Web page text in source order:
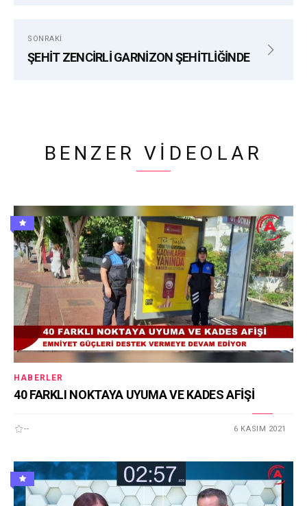
SONRAKI
ŞEHİT ZENCİRLİ GARNİZON ŞEHİTLİĞİNDE
BENZER VIDEOLAR
HABERLER
40 FARKLI NOKTAYA UYUMA VE KADES AFİŞİ
-- 6 KASIM 2021